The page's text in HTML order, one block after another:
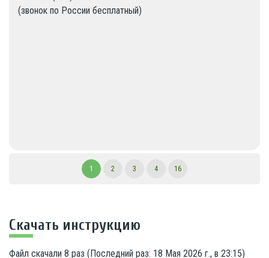
(звонок по России бесплатный)
1 2 3 4 16
Скачать инструкцию
Файл скачали 8 раз (Последний раз: 18 Мая 2026 г., в 23:15)